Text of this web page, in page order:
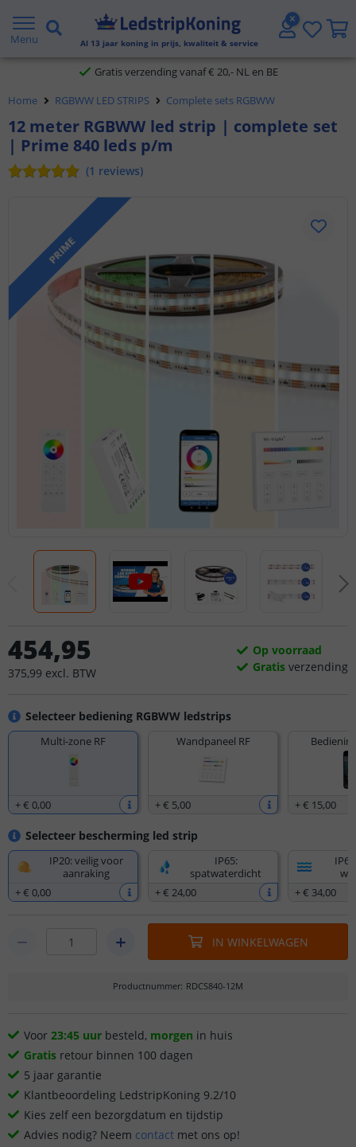
Menu Al 13 jaar koning in prijs, kwaliteit & service
5 jaar garantie
Gratis verzending vanaf € 20,- NL en BE
Klantbeoordeling 9.1
Voor 23:45 uur besteld,
Home RGBWW LED STRIPS Complete sets RGBWW
12 meter RGBWW led strip | complete set
| Prime 840 leds p/m
(1 reviews)
PRIME
Selecteer bediening RGBWW ledstrips
Multi-zone RF
+€ 0,00
Wandpaneel RF
+€ 5,00 +€ 15,00
Selecteer bescherming led strip
IP20: veilig voor
aanraking
+€ 0,00
IP65:
spatwaterdicht
+€ 24,00
+€ 34,00
454,95
375,99 excl. BTW
Op voorraad
Gratis verzending
IN WINKELWAGEN
Productnummer: RDCS840-12M
Voor 23:45 uur besteld, morgen in huis
Gratis retour binnen 100 dagen
5 jaar garantie
Klantbeoordeling LedstripKoning 9.2/10
Kies zelf een bezorgdatum en tijdstip
Advies nodig? Neem contact met ons op!